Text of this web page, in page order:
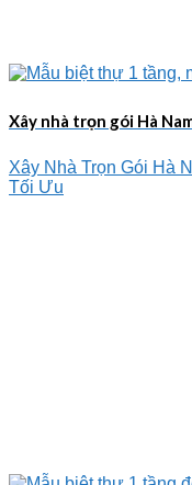
Xây nhà trọn gói Hà
Xây Nhà Trọn Gói Hà
Tối Ưu